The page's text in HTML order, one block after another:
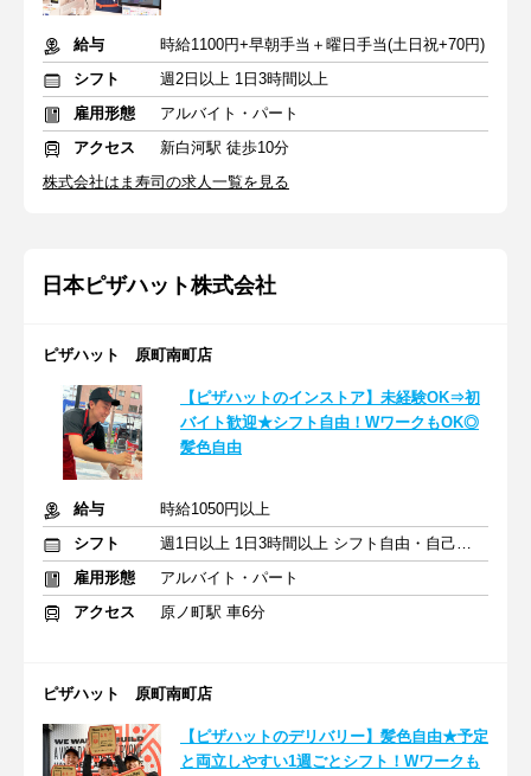
給与
時給1100円+早朝手当＋曜日手当(土日祝+70円)
シフト
週2日以上 1日3時間以上
雇用形態
アルバイト・パート
アクセス
新白河駅 徒歩10分
株式会社はま寿司の求人一覧を見る
日本ピザハット株式会社
ピザハット 原町南町店
【ピザハットのインストア】未経験OK⇒初
バイト歓迎★シフト自由！WワークもOK◎
髪色自由
給与
時給1050円以上
シフト
週1日以上 1日3時間以上 シフト自由・自己申告
雇用形態
アルバイト・パート
アクセス
原ノ町駅 車6分
ピザハット 原町南町店
【ピザハットのデリバリー】髪色自由★予定
と両立しやすい1週ごとシフト！Wワークも